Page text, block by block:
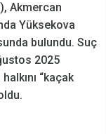
Akmercan
Yüksekova
bulundu. Suç
2025
“kaçak